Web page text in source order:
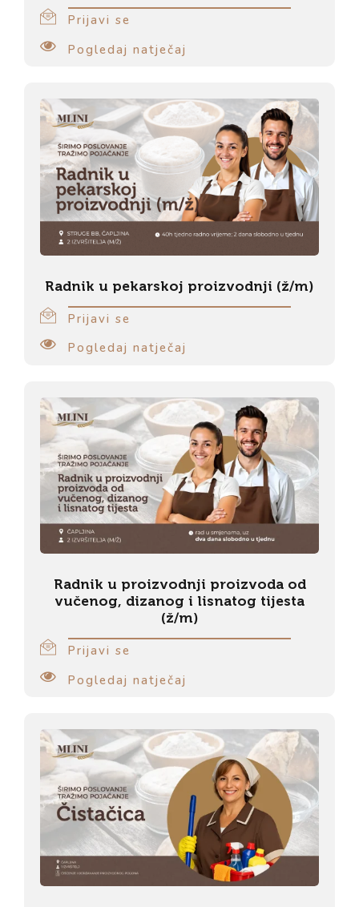
Prijavi se
Pogledaj natječaj
Radnik u pekarskoj proizvodnji (ž/m)
Prijavi se
Pogledaj natječaj
Radnik u proizvodnji proizvoda od
vučenog, dizanog i lisnatog tijesta
(ž/m)
Prijavi se
Pogledaj natječaj